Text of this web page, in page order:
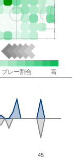
プレー割合 高
45